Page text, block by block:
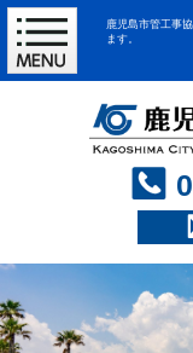
鹿児島市管工事
ます。